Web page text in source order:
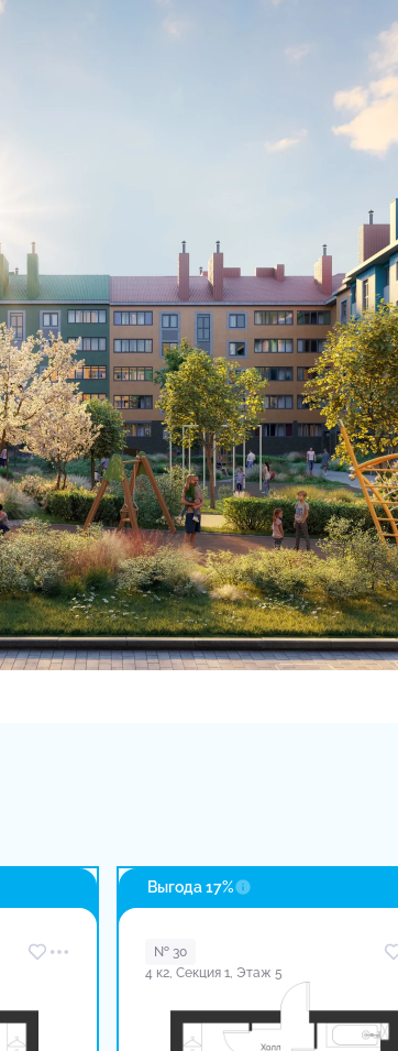
Выгода 17%
№ 30
4 к2, Секция 1, Этаж 5